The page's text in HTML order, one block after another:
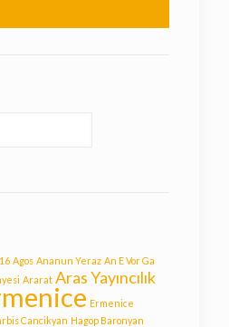
Agos Ananun Yeraz An E Vor Ga
Ararat Aras Yayıncılık
Ermenice
Cancikyan Hagop Baronyan